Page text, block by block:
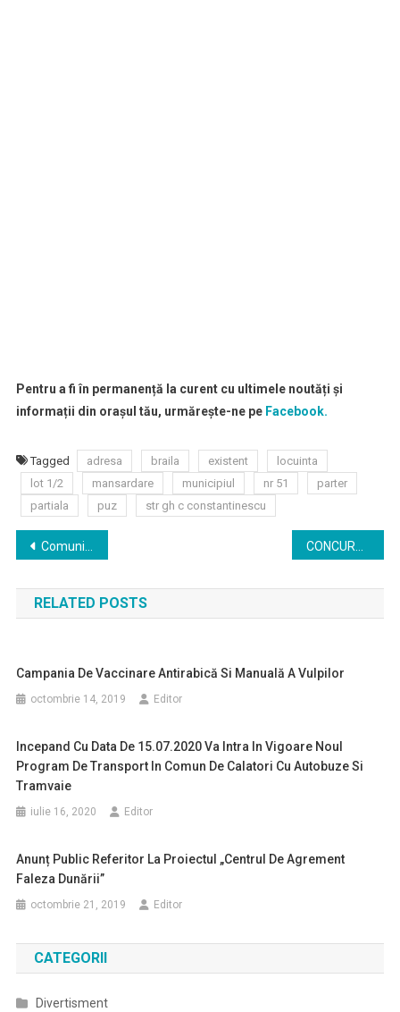
Pentru a fi în permanență la curent cu ultimele noutăți și
informații din orașul tău, urmărește-ne peFacebook.
Tagged adresa braila existent
locuinta
lot 1/2
mansardare municipiul nr 51
parter
partiala
puz str gh c constantinescu
Navigare
în
articole
Comunicat de presa
RELATED POSTS
Campania De Vaccinare Antirabică Si Manuală A Vulpilor
octombrie 14, 2019 Editor
Incepand Cu Data De 15.07.2020 Va Intra In Vigoare Noul
Program De Transport In Comun De Calatori Cu Autobuze Si
Tramvaie
iulie 16, 2020 Editor
Anunț Public Referitor La Proiectul „Centrul De Agrement
Faleza Dunării”
octombrie 21, 2019 Editor
CATEGORII
Divertisment